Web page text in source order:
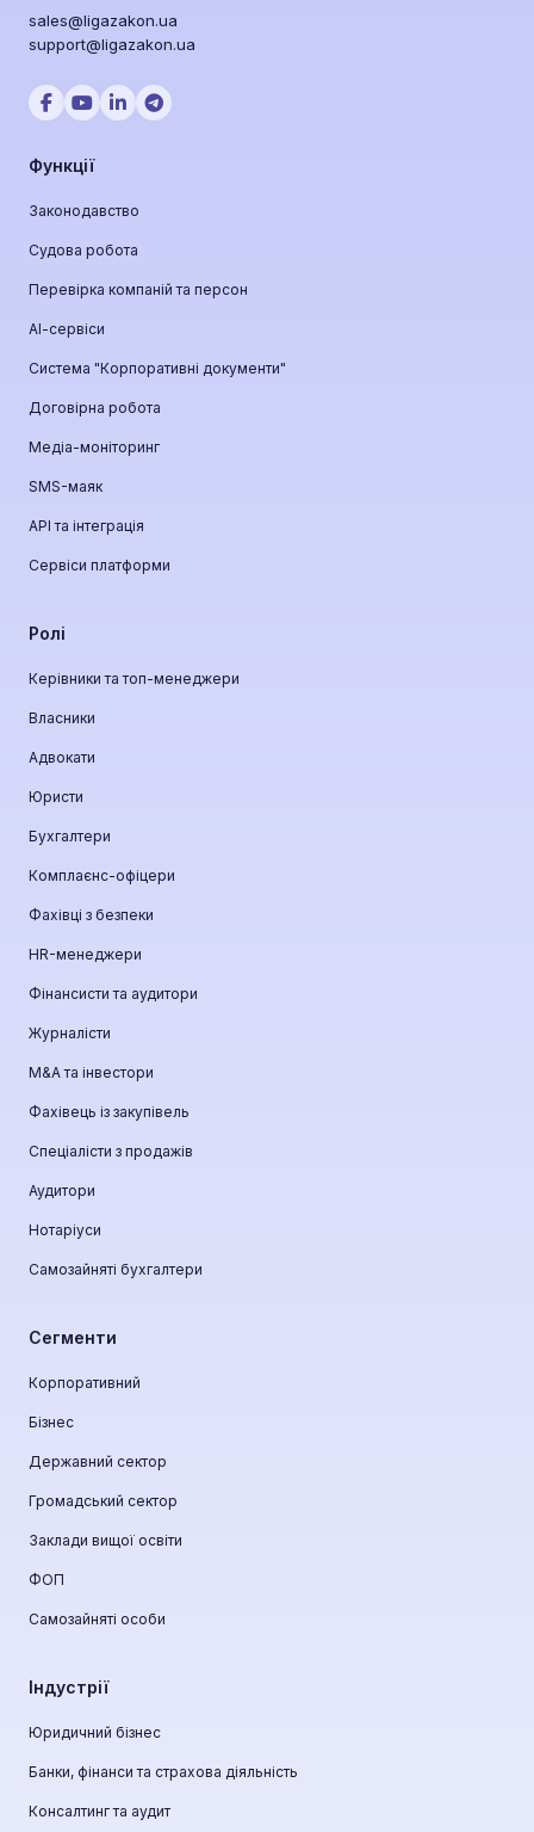
sales@ligazakon.ua
support@ligazakon.ua
Функції
Законодавство
Судова робота
Перевірка компаній та персон
АІ-сервіси
Система "Корпоративні документи"
Договірна робота
Медіа-моніторинг
SMS-маяк
API та інтеграція
Сервіси платформи
Ролі
Керівники та топ-менеджери
Власники
Адвокати
Юристи
Бухгалтери
Комплаєнс-офіцери
Фахівці з безпеки
HR-менеджери
Фінансисти та аудитори
Журналісти
М&A та інвестори
Фахівець із закупівель
Спеціалісти з продажів
Аудитори
Нотаріуси
Самозайняті бухгалтери
Сегменти
Корпоративний
Бізнес
Державний сектор
Громадський сектор
Заклади вищої освіти
ФОП
Самозайняті особи
Індустрії
Юридичний бізнес
Банки, фінанси та страхова діяльність
Консалтинг та аудит